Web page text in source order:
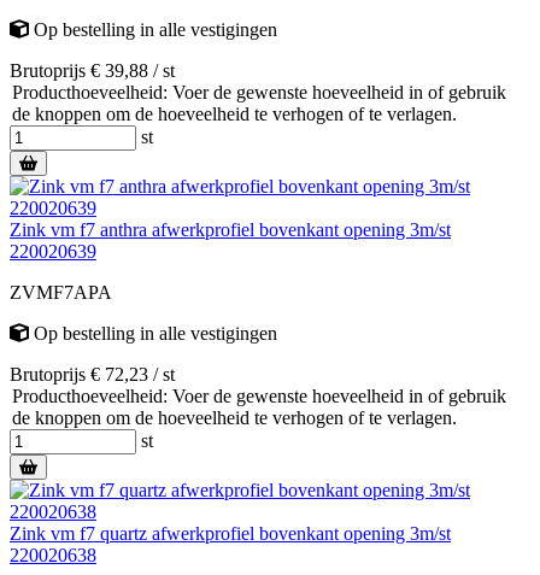
Op bestelling in alle vestigingen
Brutoprijs € 39,88 / st
Producthoeveelheid: Voer de gewenste hoeveelheid in of gebruik
de knoppen om de hoeveelheid te verhogen of te verlagen.
st
Zink vm f7 anthra afwerkprofiel bovenkant opening 3m/st
220020639
ZVMF7APA
Op bestelling in alle vestigingen
Brutoprijs € 72,23 / st
Producthoeveelheid: Voer de gewenste hoeveelheid in of gebruik
de knoppen om de hoeveelheid te verhogen of te verlagen.
st
Zink vm f7 quartz afwerkprofiel bovenkant opening 3m/st
220020638